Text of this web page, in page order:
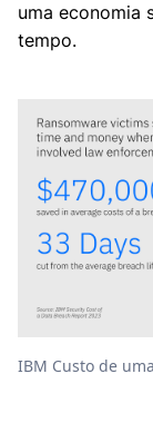
uma economia
tempo.
IBM Custo de